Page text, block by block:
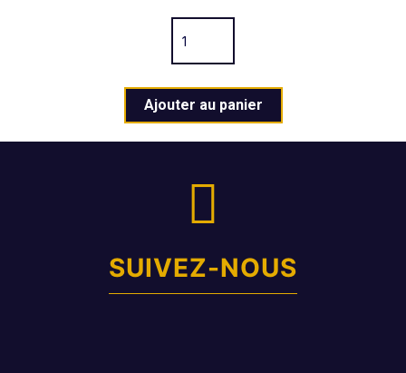
Ajouter au panier
SUIVEZ-NOUS